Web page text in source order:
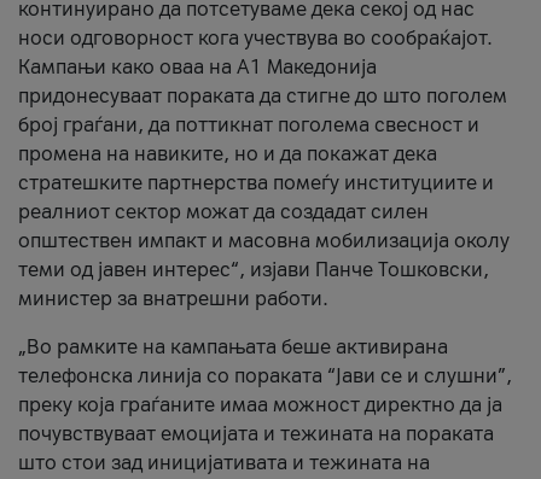
континуирано да потсетуваме дека секој од нас
носи одговорност кога учествува во сообраќајот.
Кампањи како оваа на A1 Македонија
придонесуваат пораката да стигне до што поголем
број граѓани, да поттикнат поголема свесност и
промена на навиките, но и да покажат дека
стратешките партнерства помеѓу институциите и
реалниот сектор можат да создадат силен
општествен импакт и масовна мобилизација околу
теми од јавен интерес“, изјави Панче Тошковски,
министер за внатрешни работи.
„Во рамките на кампањата беше активирана
телефонска линија со пораката “Јави се и слушни”,
преку која граѓаните имаа можност директно да ја
почувствуваат емоцијата и тежината на пораката
што стои зад иницијативата и тежината на